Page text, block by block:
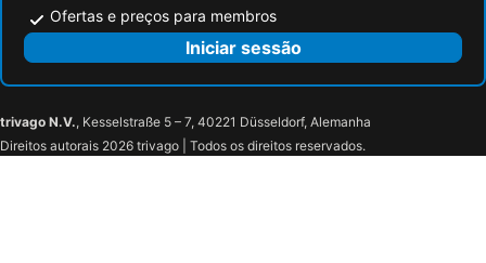
Ofertas e preços para membros
Iniciar sessão
trivago N.V., Kesselstraße 5 – 7, 40221 Düsseldorf, Alemanha
Direitos autorais 2026 trivago | Todos os direitos reservados.